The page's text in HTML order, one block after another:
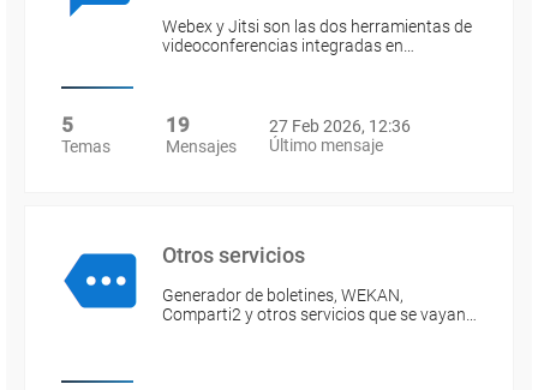
Webex y Jitsi son las dos herramientas de
videoconferencias integradas en…
5
Temas
19
Mensajes
27 Feb 2026, 12:36
Último mensaje
Otros servicios
Generador de boletines, WEKAN,
Comparti2 y otros servicios que se vayan…